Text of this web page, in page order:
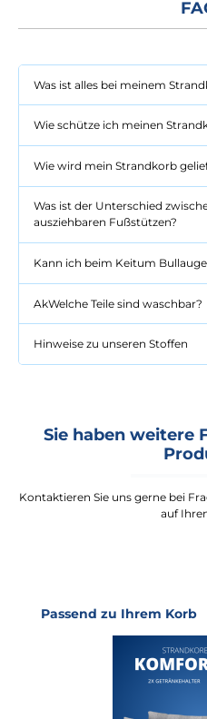
Was ist alles bei meinem
Wie schütze ich meinen
Wie wird mein Strandkorb
Was ist der Unterschied
ausziehbaren Fußstützen?
Kann ich beim Keitum
AkWelche Teile sind waschbar?
Hinweise zu unseren Stoffen
Sie haben weitere
Kontaktieren Sie uns gerne bei
auf
Produktgalerie überspringen
Passend zu Ihrem Korb